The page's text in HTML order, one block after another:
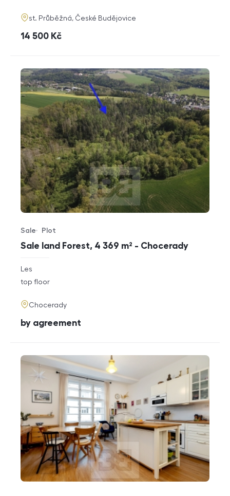
adresa
st. Průběžná, České Budějovice
cena
14 500 Kč
Sale land Forest, 4 369 m² - Chocerady
Offer type
Sale
Property type
Plot
rozměry
Les
funkce
top floor
adresa
Chocerady
cena
by agreement